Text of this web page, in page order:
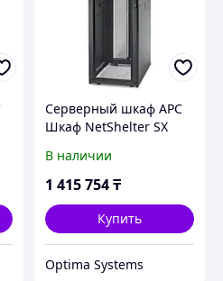
Серверный шкаф APC
Шкаф NetShelter SX
глубина 1070 мм,
черные боковые
В наличии
1 415 754₸
Купить
Optima Systems